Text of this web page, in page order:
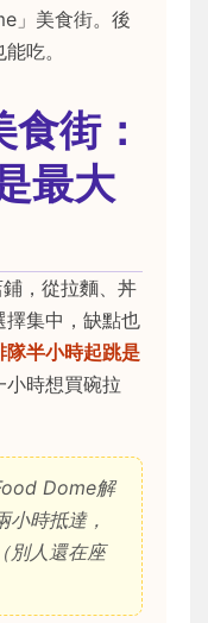
」美食街。後
吃。
街：
最大
，從拉麵、丼
擇集中，缺點也
隊半小時起跳是
小時想買碗拉
Dome解
時抵達，
別人還在座